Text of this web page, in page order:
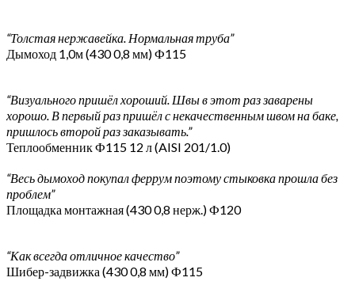
“Толстая нержавейка. Нормальная труба”
Дымоход 1,0м (430 0,8 мм) Ф115
“Визуального пришёл хороший. Швы в этот раз заварены
хорошо. В первый раз пришёл с некачественным швом на баке,
пришлось второй раз заказывать.”
Теплообменник Ф115 12 л (AISI 201/1.0)
“Весь дымоход покупал феррум поэтому стыковка прошла без
проблем”
Площадка монтажная (430 0,8 нерж.) Ф120
“Как всегда отличное качество”
Шибер-задвижка (430 0,8 мм) Ф115